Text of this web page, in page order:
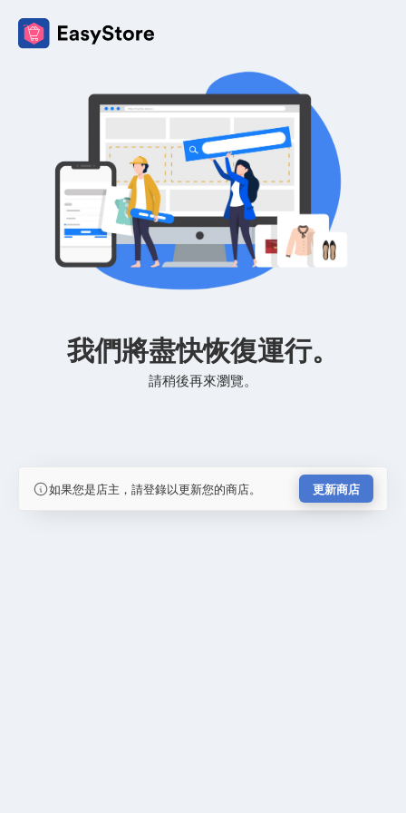
我們將盡快恢復運行。
請稍後再來瀏覽。
如果您是店主，請登錄以更新您的商店。 更新商店